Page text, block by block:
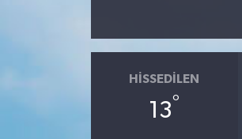
HISSEDILEN
13°